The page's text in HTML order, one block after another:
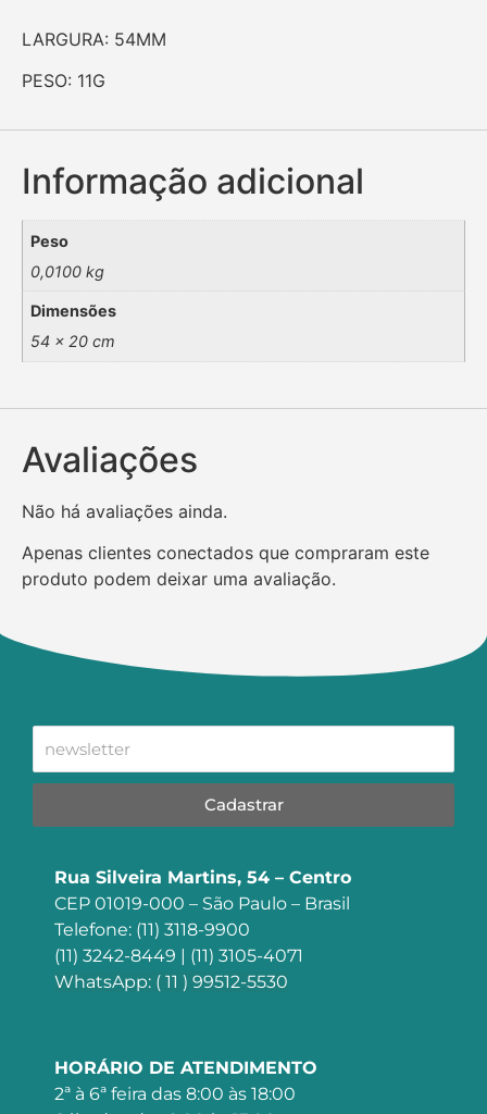
LARGURA: 54MM
PESO: 11G
Informação adicional
Peso
0,0100 kg
Dimensões
54 × 20 cm
Avaliações
Não há avaliações ainda.
Apenas clientes conectados que compraram este
produto podem deixar uma avaliação.
Cadastrar
Rua Silveira Martins, 54 – Centro
CEP 01019-000 – São Paulo – Brasil
Telefone: (11) 3118-9900
(11) 3242-8449 | (11) 3105-4071
WhatsApp: ( 11 ) 99512-5530
HORÁRIO DE ATENDIMENTO
2ª à 6ª feira das 8:00 às 18:00